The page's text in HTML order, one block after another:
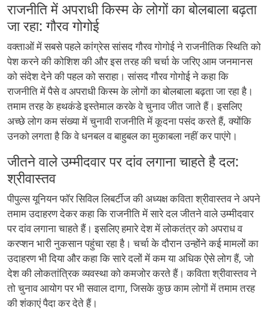
राजनीति में अपराधी किस्म के लोगों का बोलबाला बढ़ता
जा रहा: गौरव गोगोई
वक्ताओं में सबसे पहले कांग्रेस सांसद गौरव गोगोई ने राजनीतिक स्थिति को
पेश करने की कोशिश की और इस तरह की चर्चा के जरिए आम जनमानस
को संदेश देने की पहल को सराहा। सांसद गौरव गोगोई ने कहा कि
राजनीति में पैसे व अपराधी किस्म के लोगों का बोलबाला बढ़ता जा रहा है।
तमाम तरह के हथकंडे इस्तेमाल करके वे चुनाव जीत जाते हैं। इसलिए
अच्छे लोग कम संख्या में चुनावी राजनीति में कूदना पसंद करते हैं, क्योंकि
उनको लगता है कि वे धनबल व बाहुबल का मुकाबला नहीं कर पाएंगे।
जीतने वाले उम्मीदवार पर दांव लगाना चाहते है दल:
श्रीवास्तव
पीपुल्स यूनियन फॉर सिविल लिबर्टीज की अध्यक्ष कविता श्रीवास्तव ने अपने
तमाम उदाहरण देकर कहा कि राजनीति में सारे दल जीतने वाले उम्मीदवार
पर दांव लगाना चाहते हैं। इसलिए हमारे देश में लोकतंत्र को अपराध व
करप्शन भारी नुकसान पहुंचा रहा है। चर्चा के दौरान उन्होंने कई मामलों का
उदाहरण भी दिया और कहा कि सारे दलों में कम या अधिक ऐसे लोग हैं, जो
देश की लोकतांत्रिक व्यवस्था को कमजोर करते हैं। कविता श्रीवास्तव ने
तो चुनाव आयोग पर भी सवाल दागा, जिसके कुछ काम लोगों में तमाम तरह
की शंकाएं पैदा कर देते हैं।